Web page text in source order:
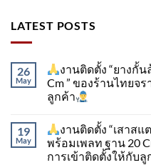
LATEST POSTS
26
May
งานติดตั้ง “ยางกั้
Cm ” ของร้านไทยจ
ลูกค้า
19
May
งานติดตั้ง “เสาส
พร้อมเพลท ฐาน 20
การเข้าติดตั้ง​ให้กับลู